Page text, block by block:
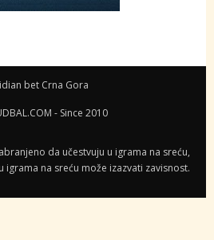
bet Crna Gora
- Since 2010
da učestvuju u igrama na sreću,
igrama na sreću može izazvati zavisnost.